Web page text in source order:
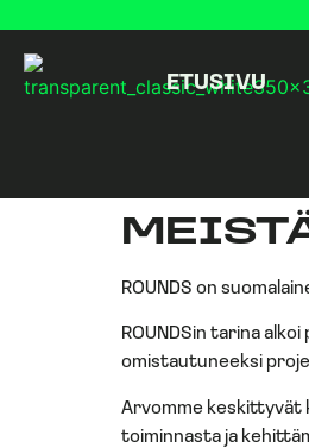
ETUSIVU
ROUNDS on
ROUNDSin tarina
omistautuneeksi
Arvomme keskittyvät
toiminnasta ja